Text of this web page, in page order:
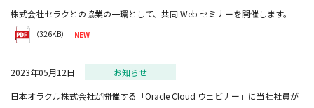
株式会社セラクとの協業の一環として、共同 Web セミナーを開催します。
（326KB）
2023年05月12日
お知らせ
日本オラクル株式会社が開催する「Oracle Cloud ウェビナー」に当社社員が